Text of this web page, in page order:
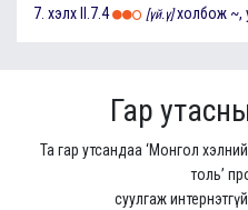
7. хэлх II.7.4 [үй.ү] холбож ~,
Гар
Та гар утсандаа ‘Монгол
толь’
суулгаж